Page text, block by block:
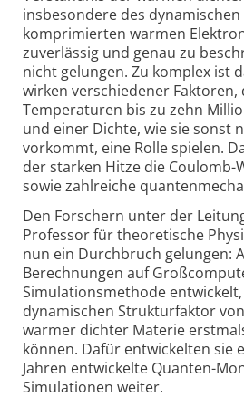
insbesondere des
komprimierten warmen
zuverlässig und genau zu
nicht gelungen. Zu komplex ist
wirken verschiedener Faktoren,
Temperaturen bis zu zehn
und einer Dichte, wie sie sonst
vorkommt, eine Rolle spielen.
der starken Hitze die Coulomb-
sowie zahl­reiche
Den Forschern unter der
Professor für theoretische
nun ein Durch­bruch gelungen:
Berechnungen auf
Simulations­methode
dynamischen Struktur­faktor
warmer dichter Materie
können. Dafür entwickelten sie
Jahren entwickelte Quanten-
Simulationen weiter.